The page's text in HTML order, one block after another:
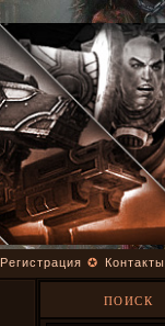
Регистрация ✪ Контакты
ПОИСК